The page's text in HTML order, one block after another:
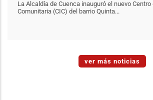
La Alcaldía de Cuenca inauguró el nuevo
Comunitaria (CIC) del barrio Quinta...
ver más noticias